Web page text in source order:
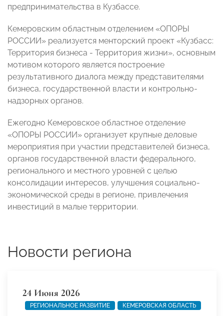
предпринимательства в Кузбассе.
Кемеровским областным отделением «ОПОРЫ
РОССИИ» реализуется менторский проект «Кузбасс:
Территория бизнеса - Территория жизни», основным
мотивом которого является построение
результативного диалога между представителями
бизнеса, государственной власти и контрольно-
надзорных органов.
Ежегодно Кемеровское областное отделение
«ОПОРЫ РОССИИ» организует крупные деловые
мероприятия при участии представителей бизнеса,
органов государственной власти федерального,
регионального и местного уровней с целью
консолидации интересов, улучшения социально-
экономической среды в регионе, привлечения
инвестиций в малые территории.
Новости региона
24 Июня 2026
РЕГИОНАЛЬНОЕ РАЗВИТИЕ КЕМЕРОВСКАЯ ОБЛАСТЬ